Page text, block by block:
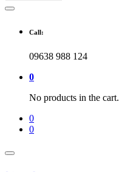
Call:
09638 988 124
0
No products in the cart.
0
0